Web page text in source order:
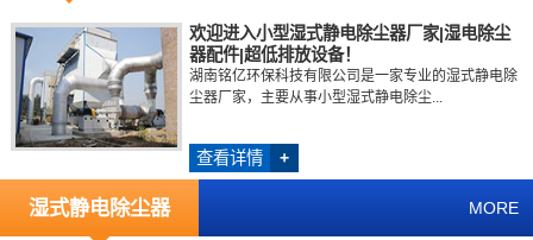
欢迎进入小型湿式静电除尘器厂家|湿电除尘
器配件|超低排放设备！
湖南铭亿环保科技有限公司是一家专业的湿式静电除
尘器厂家，主要从事小型湿式静电除尘...
查看详情 +
湿式静电除尘器 MORE